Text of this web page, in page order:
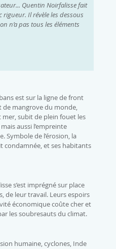
Quentin Noirfalisse fait
Il révèle les dessous
n’a pas tous les éléments
est sur la ligne de front
de mangrove du monde,
subit de plein fouet les
aussi l’empreinte
Symbole de l’érosion, la
condamnée, et ses habitants
s’est imprégné sur place
de leur travail. Leurs espoirs
économique coûte cher et
les soubresauts du climat.
humaine, cyclones, Inde